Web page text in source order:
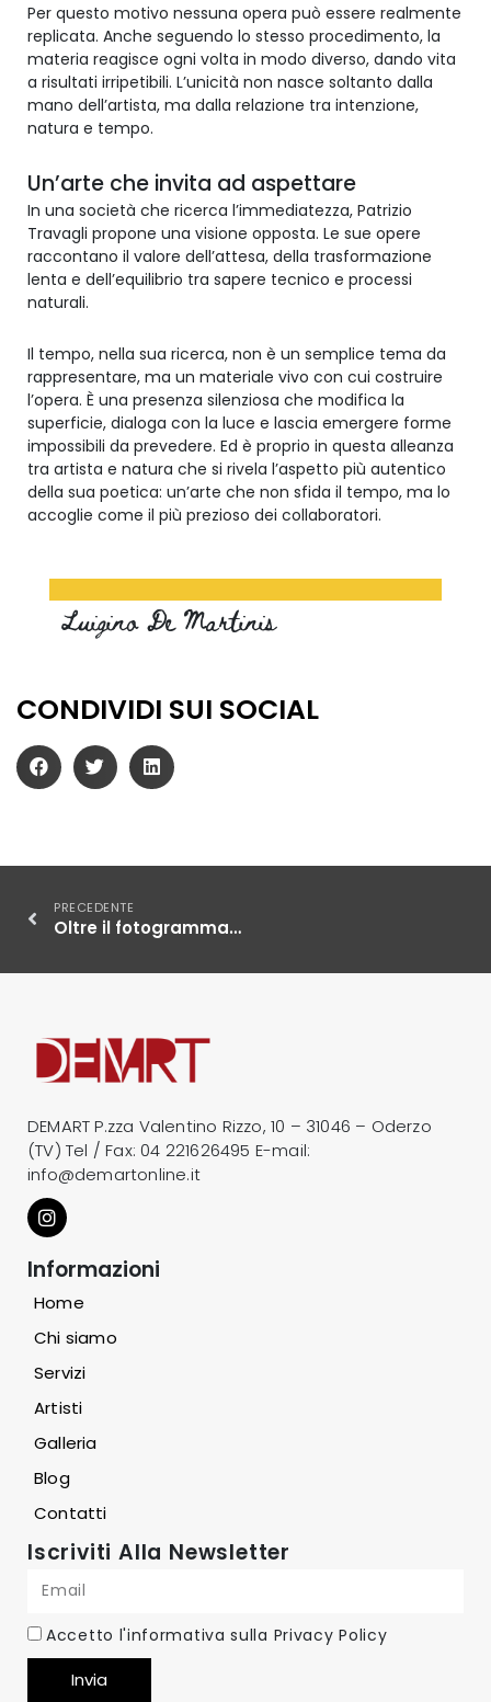
Per questo motivo nessuna opera può essere realmente
replicata. Anche seguendo lo stesso procedimento, la
materia reagisce ogni volta in modo diverso, dando vita
a risultati irripetibili. L’unicità non nasce soltanto dalla
mano dell’artista, ma dalla relazione tra intenzione,
natura e tempo.
Un’arte che invita ad aspettare
In una società che ricerca l’immediatezza, Patrizio
Travagli propone una visione opposta. Le sue opere
raccontano il valore dell’attesa, della trasformazione
lenta e dell’equilibrio tra sapere tecnico e processi
naturali.
Il tempo, nella sua ricerca, non è un semplice tema da
rappresentare, ma un materiale vivo con cui costruire
l’opera. È una presenza silenziosa che modifica la
superficie, dialoga con la luce e lascia emergere forme
impossibili da prevedere. Ed è proprio in questa alleanza
tra artista e natura che si rivela l’aspetto più autentico
della sua poetica: un’arte che non sfida il tempo, ma lo
accoglie come il più prezioso dei collaboratori.
Luigino De Martinis
CONDIVIDI SUI SOCIAL
PRECEDENTE
Oltre il fotogramma: la ricerca artistica di Walton Zed
DEMART P.zza Valentino Rizzo, 10 – 31046 – Oderzo
(TV) Tel / Fax:04 221626495 E-mail:
info@demartonline.it
Informazioni
Home
Chi siamo
Servizi
Artisti
Galleria
Blog
Contatti
Iscriviti Alla Newsletter
Accetto l'informativa sulla Privacy Policy
Invia